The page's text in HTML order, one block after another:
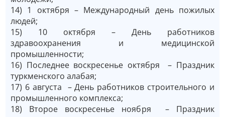
14) 1 октября ­– Международный день пожилых
людей;
15) 10 октября ­– День работников
здравоохранения и медицинской
промышленности;
16) Последнее воскресенье октября ­– Праздник
туркменского алабая;
17) 6 августа ­– День работников строительного и
промышленного комплекса;
18) Второе воскресенье ноября ­– Праздник